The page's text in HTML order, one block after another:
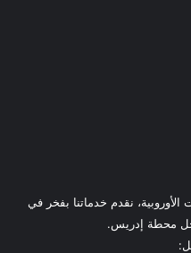
نقدم خدماتنا بفخر في